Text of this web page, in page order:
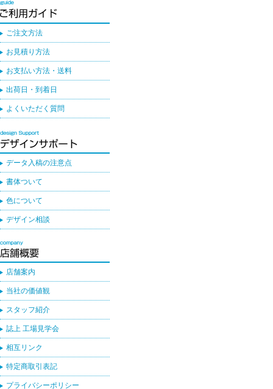
ご注文方法
お見積り方法
お支払い方法・送料
出荷日・到着日
よくいただく質問
データ入稿の注意点
書体ついて
色について
デザイン相談
店舗案内
当社の価値観
スタッフ紹介
誌上 工場見学会
相互リンク
特定商取引表記
プライバシーポリシー